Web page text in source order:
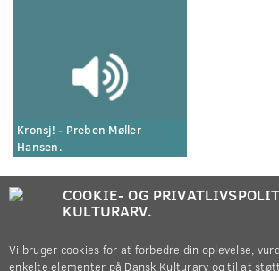
Kronsj! - Preben Møller
Hansen.
COOKIE- OG
KULTURARV.
Vi bruger cookies for at forbedre din oplevelse,
enkelte elementer på Dansk Kulturarv og til at